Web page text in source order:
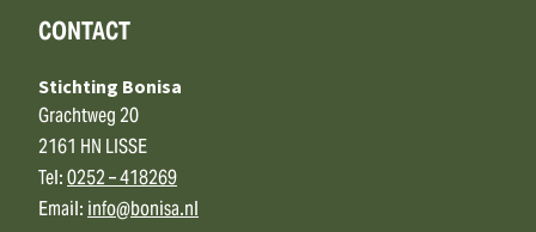
CONTACT
Stichting Bonisa
Grachtweg 20
2161 HN LISSE
Tel:0252 – 418269
Email:info@bonisa.nl